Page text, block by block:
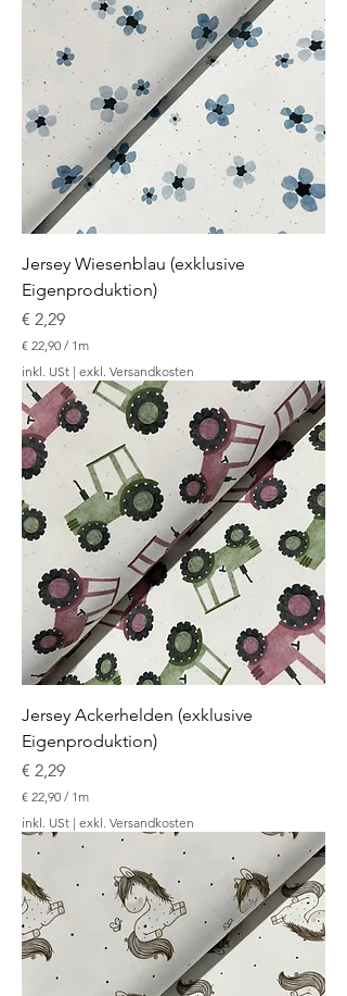
p
1
e
t
Jersey Wiesenblau (exklusive
Eigenproduktion)
Preis
€ 2,29
€ 22,90 / 1m
€
2
2
,
9
0
p
r
o
1
M
e
inkl. USt | exkl. Versandkosten
Jersey Ackerhelden (exklusive
Eigenproduktion)
Preis
€ 2,29
€ 22,90 / 1m
€
,
9
0
p
r
inkl. USt | exkl. Versandkosten